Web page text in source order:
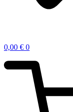
0,00 € 0